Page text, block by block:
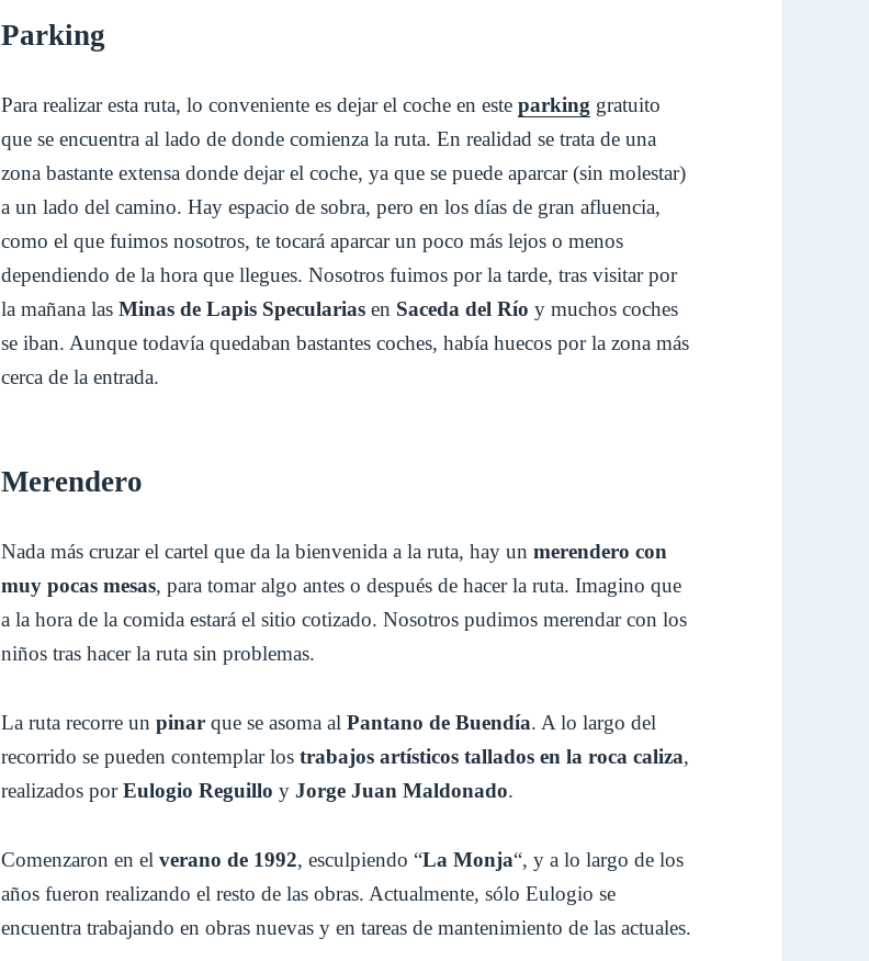
Parking
Para realizar esta ruta, lo conveniente es dejar el coche en esteparking gratuito
que se encuentra al lado de donde comienza la ruta. En realidad se trata de una
zona bastante extensa donde dejar el coche, ya que se puede aparcar (sin molestar)
a un lado del camino. Hay espacio de sobra, pero en los días de gran afluencia,
como el que fuimos nosotros, te tocará aparcar un poco más lejos o menos
dependiendo de la hora que llegues. Nosotros fuimos por la tarde, tras visitar por
la mañana las Minas de Lapis Specularias en Saceda del Río y muchos coches
se iban. Aunque todavía quedaban bastantes coches, había huecos por la zona más
cerca de la entrada.
Merendero
Nada más cruzar el cartel que da la bienvenida a la ruta, hay unmerendero con
muy pocas mesas, para tomar algo antes o después de hacer la ruta. Imagino que
a la hora de la comida estará el sitio cotizado. Nosotros pudimos merendar con los
niños tras hacer la ruta sin problemas.
La ruta recorre unpinar que se asoma alPantano de Buendía. A lo largo del
recorrido se pueden contemplar lostrabajos artísticos tallados en la roca caliza,
realizados porEulogio Reguillo yJorge Juan Maldonado.
Comenzaron en el verano de 1992, esculpiendo “La Monja“, y a lo largo de los
años fueron realizando el resto de las obras. Actualmente, sólo Eulogio se
encuentra trabajando en obras nuevas y en tareas de mantenimiento de las actuales.